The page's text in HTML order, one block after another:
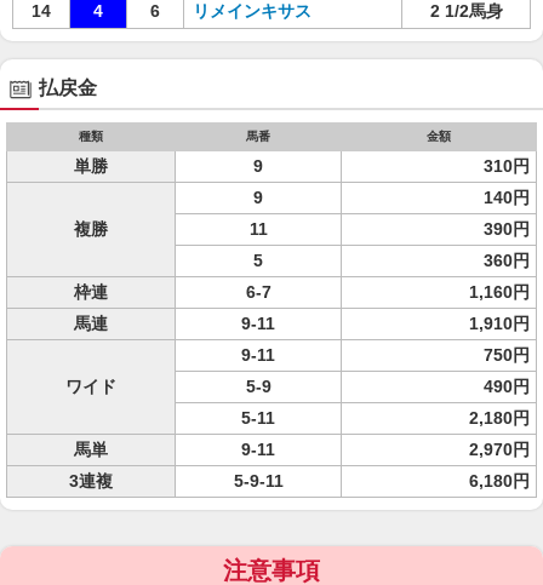
14
4 6 リメインキサス 2 1/2馬身
払戻金
種類 馬番 金額
単勝 9 310円
複勝
9
140円
11
390円
5
360円
枠連
6-7
1,160円
馬連
9-11 1,910円
ワイド
9-11
750円
5-9
490円
5-11
2,180円
馬単
9-11
2,970円
3連複
5-9-11 6,180円
注意事項